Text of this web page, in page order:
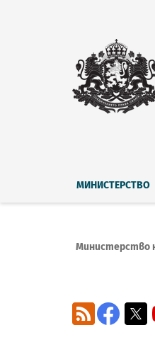
МИНИСТЕРСТВО
Министерство
X
RSS